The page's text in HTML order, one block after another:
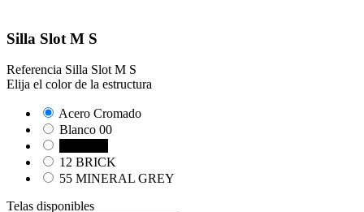
Silla Slot M S
Referencia Silla Slot M S
Elija el color de la estructura
Acero Cromado
Blanco 00
12 BRICK
55 MINERAL GREY
Telas disponibles